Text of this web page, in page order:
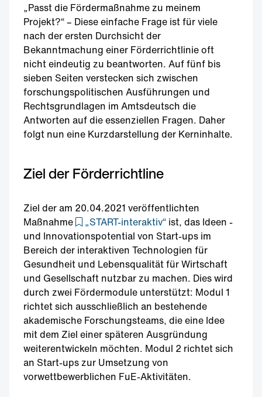
„Passt die Fördermaßnahme zu meinem
Projekt?“ – Diese einfache Frage ist für viele
nach der ersten Durchsicht der
Bekanntmachung einer Förderrichtlinie oft
nicht eindeutig zu beantworten. Auf fünf bis
sieben Seiten verstecken sich zwischen
forschungspolitischen Ausführungen und
Rechtsgrundlagen im Amtsdeutsch die
Antworten auf die essenziellen Fragen. Daher
folgt nun eine Kurzdarstellung der Kerninhalte.
Ziel der Förderrichtline
Ziel der am 20.04.2021 veröffentlichten
Maßnahme
„START-interaktiv“ ist, das Ideen -
und Innovationspotential von Start-ups im
Bereich der interaktiven Technologien für
Gesundheit und Lebensqualität für Wirtschaft
und Gesellschaft nutzbar zu machen. Dies wird
durch zwei Fördermodule unterstützt: Modul 1
richtet sich ausschließlich an bestehende
akademische Forschungsteams, die eine Idee
mit dem Ziel einer späteren Ausgründung
weiterentwickeln möchten. Modul 2 richtet sich
an Start-ups zur Umsetzung von
vorwettbewerblichen FuE-Aktivitäten.